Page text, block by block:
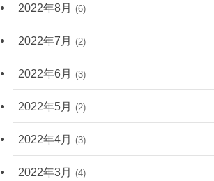
2022年8月 (6)
2022年7月 (2)
2022年6月 (3)
2022年5月 (2)
2022年4月 (3)
2022年3月 (4)